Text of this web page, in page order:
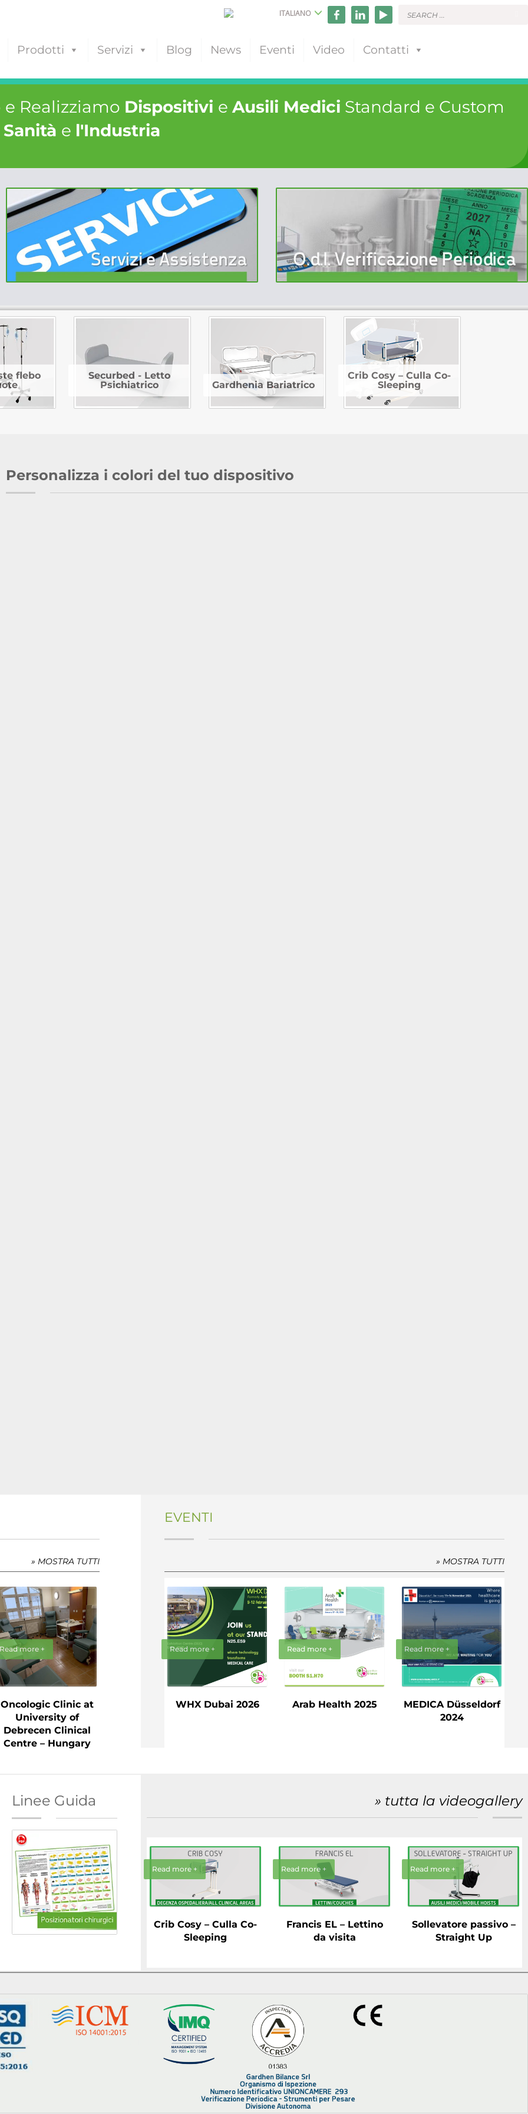
ITALIANO
Prodotti Servizi Blog News Eventi Video Contatti
Realizziamo Dispositivi e Ausili Medici Standard e Custom
Sanità e l'Industria
flebo
Securbed - Letto
Psichiatrico
Gardhenia Bariatrico
Crib Cosy – Culla Co-
Sleeping
Personalizza i colori del tuo dispositivo
» MOSTRA TUTTI
Read more +
Oncologic Clinic at
University of
Debrecen Clinical
Centre – Hungary
EVENTI
» MOSTRA TUTTI
Read more +
WHX Dubai 2026
Read more +
Arab Health 2025
Read more +
MEDICA Düsseldorf
2024
Linee Guida » tutta la videogallery
Read more +
Crib Cosy – Culla Co-
Sleeping
Read more +
Francis EL – Lettino
da visita
Read more +
Sollevatore passivo –
Straight Up